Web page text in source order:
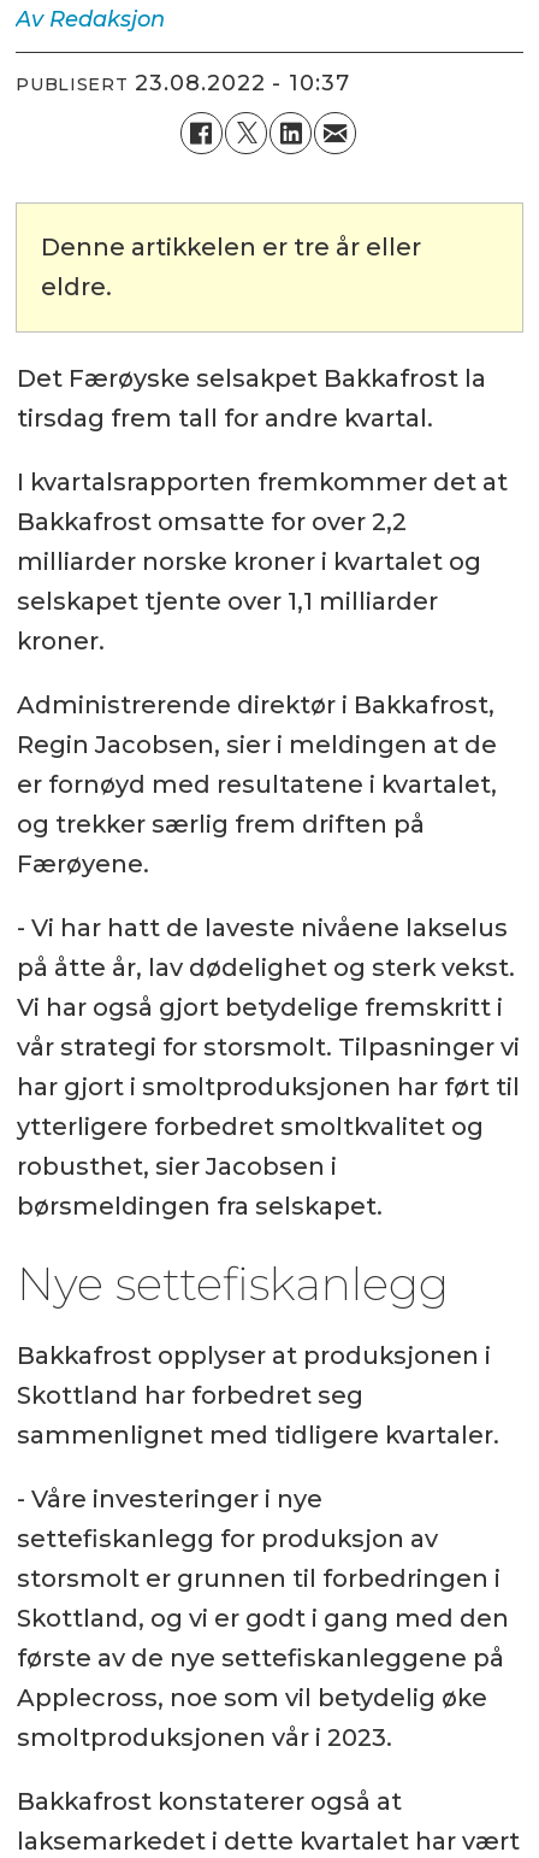
Av Redaksjon
PUBLISERT 23.08.2022 - 10:37
Denne artikkelen er tre år eller
eldre.
Det Færøyske selsakpet Bakkafrost la
tirsdag frem tall for andre kvartal.
I kvartalsrapporten fremkommer det at
Bakkafrost omsatte for over 2,2
milliarder norske kroner i kvartalet og
selskapet tjente over 1,1 milliarder
kroner.
Administrerende direktør i Bakkafrost,
Regin Jacobsen, sier i meldingen at de
er fornøyd med resultatene i kvartalet,
og trekker særlig frem driften på
Færøyene.
- Vi har hatt de laveste nivåene lakselus
på åtte år, lav dødelighet og sterk vekst.
Vi har også gjort betydelige fremskritt i
vår strategi for storsmolt. Tilpasninger vi
har gjort i smoltproduksjonen har ført til
ytterligere forbedret smoltkvalitet og
robusthet, sier Jacobsen i
børsmeldingen fra selskapet.
Nye settefiskanlegg
Bakkafrost opplyser at produksjonen i
Skottland har forbedret seg
sammenlignet med tidligere kvartaler.
- Våre investeringer i nye
settefiskanlegg for produksjon av
storsmolt er grunnen til forbedringen i
Skottland, og vi er godt i gang med den
første av de nye settefiskanleggene på
Applecross, noe som vil betydelig øke
smoltproduksjonen vår i 2023.
Bakkafrost konstaterer også at
laksemarkedet i dette kvartalet har vært